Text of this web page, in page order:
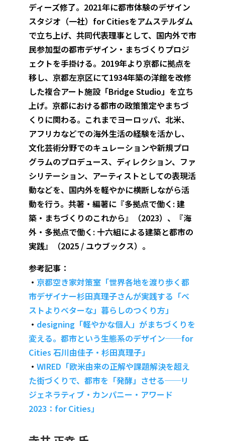
ディーズ修了。2021年に都市体験のデザイン
スタジオ（一社）for Citiesをアムステルダム
で立ち上げ、共同代表理事として、国内外で市
民参加型の都市デザイン・まちづくりプロジ
ェクトを手掛ける。2019年より京都に拠点を
移し、京都左京区にて1934年築の洋館を改修
した複合アート施設「Bridge Studio」を立ち
上げ。京都における都市の政策策定やまちづ
くりに関わる。これまでヨーロッパ、北米、
アフリカなどでの海外生活の経験を活かし、
文化芸術分野でのキュレーションや新規プロ
グラムのプロデュース、ディレクション、ファ
シリテーション、アーティストとしての表現活
動などを、国内外を軽やかに横断しながら活
動を行う。共著・編著に『多拠点で働く: 建
築・まちづくりのこれから』（2023）、『海
外・多拠点で働く: 十六組による建築と都市の
実践』（2025 / ユウブックス）。
参考記事：
・ 京都空き家対策室「世界各地を渡り歩く都
市デザイナー杉田真理子さんが実践する「ベ
ストよりベターな」暮らしのつくり方」
・ designing「軽やかな個人」がまちづくりを
変える。都市という生態系のデザイン──for
Cities 石川由佳子・杉田真理子」
・ WIRED「欧米由来の正解や課題解決を超え
た街づくりで、都市を「発酵」させる──リ
ジェネラティブ・カンパニー・アワード
2023：for Cities」